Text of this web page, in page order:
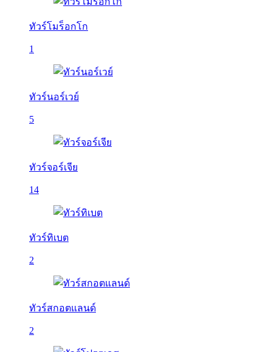
ทัวร์โมร็อกโก
1
ทัวร์นอร์เวย์
5
ทัวร์จอร์เจีย
14
ทัวร์ทิเบต
2
ทัวร์สกอตแลนด์
2